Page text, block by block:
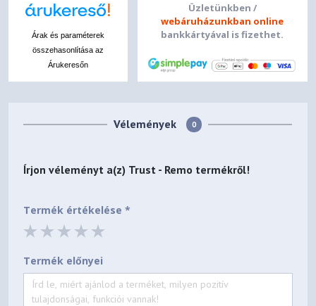
Árak és paraméterek
összehasonlítása az
Árukeresőn
Üzletünkben /
webáruházunkban online
bankkártyával is fizethet.
Vélemények 0
Írjon véleményt a(z) Trust - Remo termékről!
Termék értékelése *
Termék előnyei